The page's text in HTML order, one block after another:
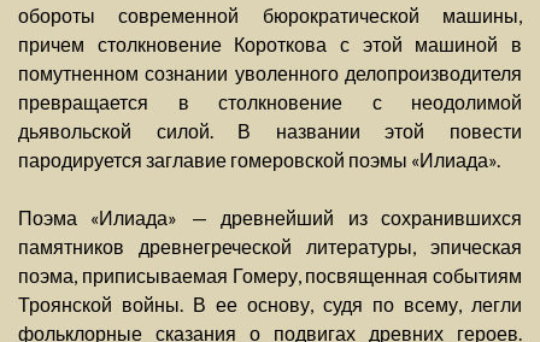
обороты современной бюрократической машины,
причем столкновение Короткова с этой машиной в
помутненном сознании уволенного делопроизводителя
превращается в столкновение с неодолимой
дьявольской силой. В названии этой повести
пародируется заглавие гомеровской поэмы «Илиада».
Поэма «Илиада» — древнейший из сохранившихся
памятников древнегреческой литературы, эпическая
поэма, приписываемая Гомеру, посвященная событиям
Троянской войны. В ее основу, судя по всему, легли
фольклорные сказания о подвигах древних героев.